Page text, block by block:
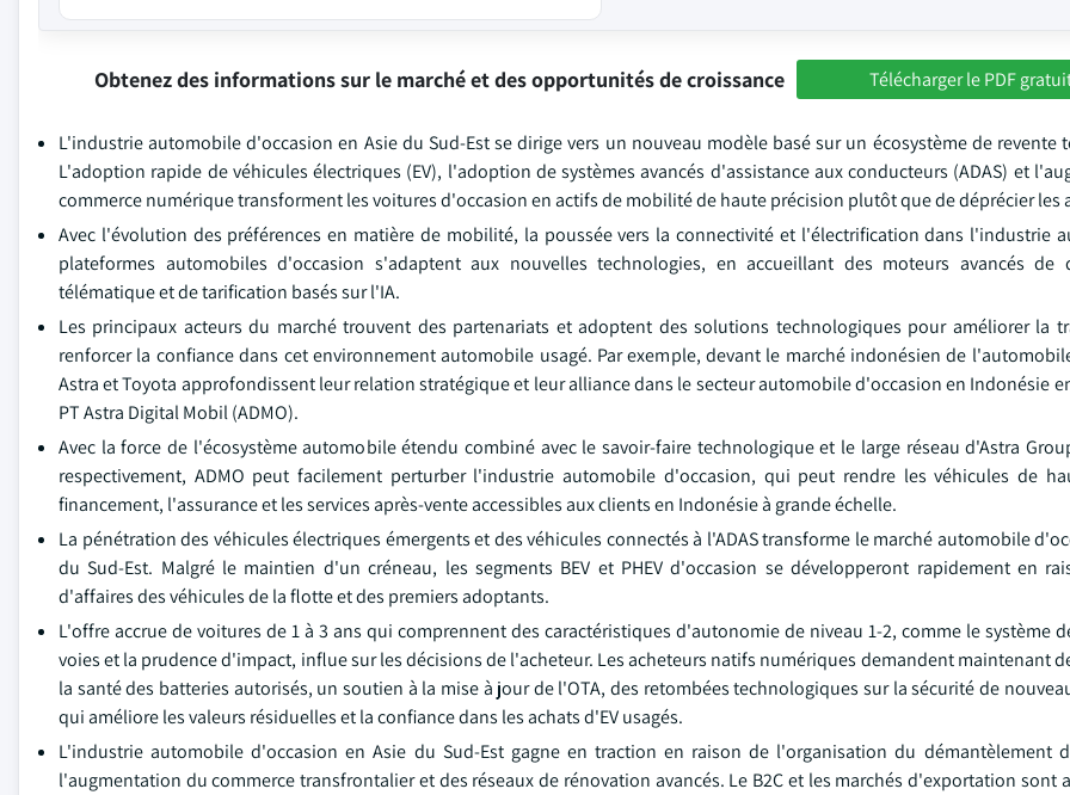
Obtenez des informations sur le marché et des opportunités de croissance Télécharger le PDF
L'industrie automobile d'occasion en Asie du Sud-Est se dirige vers un nouveau modèle basé sur un écosystème de revente
L'adoption rapide de véhicules électriques (EV), l'adoption de systèmes avancés d'assistance aux conducteurs (ADAS) et
commerce numérique transforment les voitures d'occasion en actifs de mobilité de haute précision plutôt que de déprécier les
Avec l'évolution des préférences en matière de mobilité, la poussée vers la connectivité et l'électrification dans l'industrie
plateformes automobiles d'occasion s'adaptent aux nouvelles technologies, en accueillant des moteurs avancés de
télématique et de tarification basés sur l'IA.
Les principaux acteurs du marché trouvent des partenariats et adoptent des solutions technologiques pour améliorer la
renforcer la confiance dans cet environnement automobile usagé. Par exemple, devant le marché indonésien de
Astra et Toyota approfondissent leur relation stratégique et leur alliance dans le secteur automobile d'occasion en Indonésie
PT Astra Digital Mobil (ADMO).
Avec la force de l'écosystème automobile étendu combiné avec le savoir-faire technologique et le large réseau d'Astra
respectivement, ADMO peut facilement perturber l'industrie automobile d'occasion, qui peut rendre les véhicules de
financement, l'assurance et les services après-vente accessibles aux clients en Indonésie à grande échelle.
La pénétration des véhicules électriques émergents et des véhicules connectés à l'ADAS transforme le marché automobile
du Sud-Est. Malgré le maintien d'un créneau, les segments BEV et PHEV d'occasion se développeront rapidement en
d'affaires des véhicules de la flotte et des premiers adoptants.
L'offre accrue de voitures de 1 à 3 ans qui comprennent des caractéristiques d'autonomie de niveau 1-2, comme le système
voies et la prudence d'impact, influe sur les décisions de l'acheteur. Les acheteurs natifs numériques demandent maintenant
la santé des batteries autorisés, un soutien à la mise à jour de l'OTA, des retombées technologiques sur la sécurité de
qui améliore les valeurs résiduelles et la confiance dans les achats d'EV usagés.
L'industrie automobile d'occasion en Asie du Sud-Est gagne en traction en raison de l'organisation du démantèlement
l'augmentation du commerce transfrontalier et des réseaux de rénovation avancés. Le B2C et les marchés d'exportation sont